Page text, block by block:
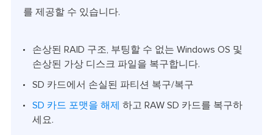
를 제공할 수 있습니다.
손상된 RAID 구조, 부팅할 수 없는 Windows OS 및
손상된 가상 디스크 파일을 복구합니다.
SD 카드에서 손실된 파티션 복구/복구
SD 카드 포맷을 해제
하고 RAW SD 카드를 복구하
세요.